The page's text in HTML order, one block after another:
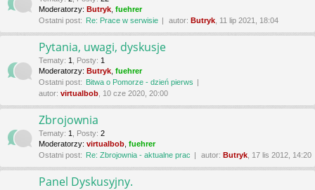
Moderatorzy: Butryk fuehrer
Ostatni post: Re: Prace w serwisie autor: Butryk , 11 lip 2021, 18:04
Pytania, uwagi, dyskusje
Tematy: 1 Posty: 1
Moderatorzy: Butryk fuehrer
Ostatni post: Bitwa o Pomorze - dzień pierws
autor: virtualbob , 10 cze 2020, 20:00
Zbrojownia
Tematy: 1 Posty: 2
Moderatorzy: virtualbob fuehrer
Ostatni post: Re: Zbrojownia - aktualne prac autor: Butryk , 17 lis 2012, 14:20
Panel Dyskusyjny.